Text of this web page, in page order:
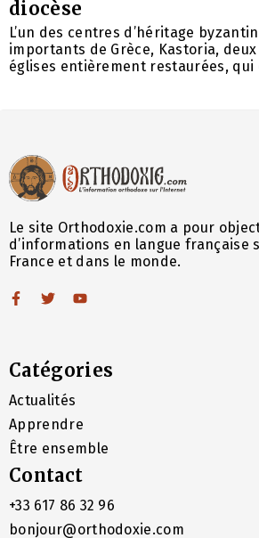
diocèse
L’un des centres d’héritage
importants de Grèce, Kastoria,
églises entièrement restaurées, qui
Le site Orthodoxie.com a pour
d’informations en langue française
France et dans le monde.
Catégories
Actualités
Apprendre
Être ensemble
Contact
+33 617 86 32 96
bonjour@orthodoxie.com